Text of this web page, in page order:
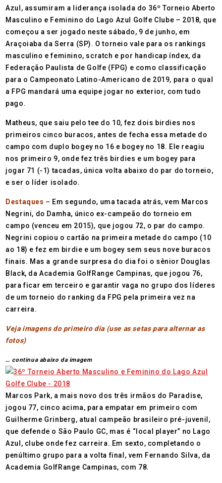
Azul, assumiram a liderança isolada do 36º Torneio Aberto
Masculino e Feminino do Lago Azul Golfe Clube – 2018, que
começou a ser jogado neste sábado, 9 de junho, em
Araçoiaba da Serra (SP). O torneio vale para os rankings
masculino e feminino, scratch e por handicap índex, da
Federação Paulista de Golfe (FPG) e como classificação
para o Campeonato Latino-Americano de 2019, para o qual
a FPG mandará uma equipe jogar no exterior, com tudo
pago.
Matheus, que saiu pelo tee do 10, fez dois birdies nos
primeiros cinco buracos, antes de fecha essa metade do
campo com duplo bogey no 16 e bogey no 18. Ele reagiu
nos primeiro 9, onde fez três birdies e um bogey para
jogar 71 (-1) tacadas, única volta abaixo do par do torneio,
e ser o líder isolado.
Destaques – Em segundo, uma tacada atrás, vem Marcos
Negrini, do Damha, único ex-campeão do torneio em
campo (venceu em 2015), que jogou 72, o par do campo.
Negrini copiou o cartão na primeira metade do campo (10
ao 18) e fez em birdie e um bogey sem seus nove buracos
finais. Mas a grande surpresa do dia foi o sênior Douglas
Black, da Academia GolfRange Campinas, que jogou 76,
para ficar em terceiro e garantir vaga no grupo dos líderes
de um torneio do ranking da FPG pela primeira vez na
carreira.
Veja imagens do primeiro dia (use as setas para alternar as
fotos)
… continua abaixo da imagem
Marcos Park, a mais novo dos três irmãos do Paradise,
jogou 77, cinco acima, para empatar em primeiro com
Guilherme Grinberg, atual campeão brasileiro pré-juvenil,
que defende o São Paulo GC, mas é “local player” no Lago
Azul, clube onde fez carreira. Em sexto, completando o
penúltimo grupo para a volta final, vem Fernando Silva, da
Academia GolfRange Campinas, com 78.